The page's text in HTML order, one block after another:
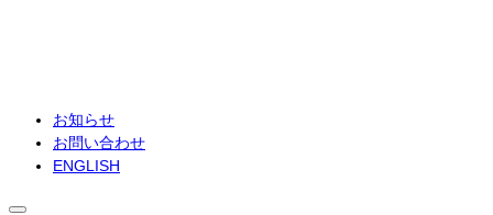
お知らせ
お問い合わせ
ENGLISH